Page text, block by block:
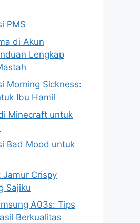
PMS
di Akun
Lengkap
Morning Sickness:
Ibu Hamil
Minecraft untuk
Bad Mood untuk
Crispy
Sajiku
A03s: Tips
Berkualitas